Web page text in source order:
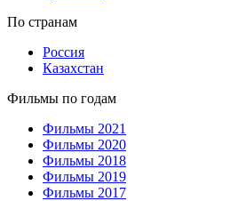
По странам
Россия
Казахстан
Фильмы по годам
Фильмы 2021
Фильмы 2020
Фильмы 2018
Фильмы 2019
Фильмы 2017